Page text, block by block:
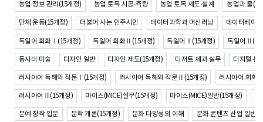
농업 정보 관리(15개정) 농업 토목 시공·측량 농업 토목 제도·설계 농업과 물(15
단체 운동(15개정) 더불어 사는 민주시민 데이터과학과 머신러닝 데이터베이
독일어 회화Ⅰ(15개정) 독일어 회화Ⅱ(15개정) 독일어Ⅰ(15개정) 독일어Ⅱ(15
동시대 미술 디자인 일반 디자인 제도(15개정) 디저트 제과 실무 디지털 논
러시아어 독해와 작문Ⅰ(15개정) 러시아어 독해와 작문Ⅱ(15개정) 러시아어 회화
러시아어Ⅱ(15개정) 마이스(MICE)실무(15개정) 마이스(MICE)일반(15개정)
문예 창작 입문 문학 개론(15개정) 문화 다양성의 이해 문화 콘텐츠 산업 일반